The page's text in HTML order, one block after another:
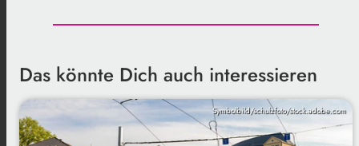
Das könnte Dich auch interessieren
Symbolbild/schulzfoto/stock.adobe.com